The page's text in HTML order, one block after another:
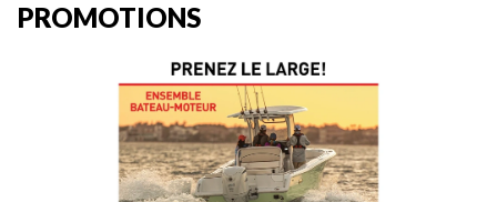
PROMOTIONS